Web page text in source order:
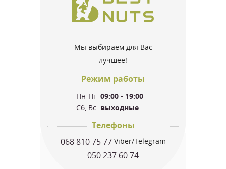
Мы выбираем для Вас
лучшее!
Режим работы
Пн-Пт 09:00 - 19:00
Сб, Вс выходные
Телефоны
068 810 75 77Viber/Telegram
050 237 60 74